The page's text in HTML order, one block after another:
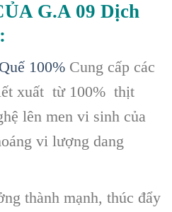
G.A 09 Dịch
100%Cung cấp các
xuất từ 100% thịt
lên men vi sinh của
vi lượng dang
thành mạnh, thúc đẩy